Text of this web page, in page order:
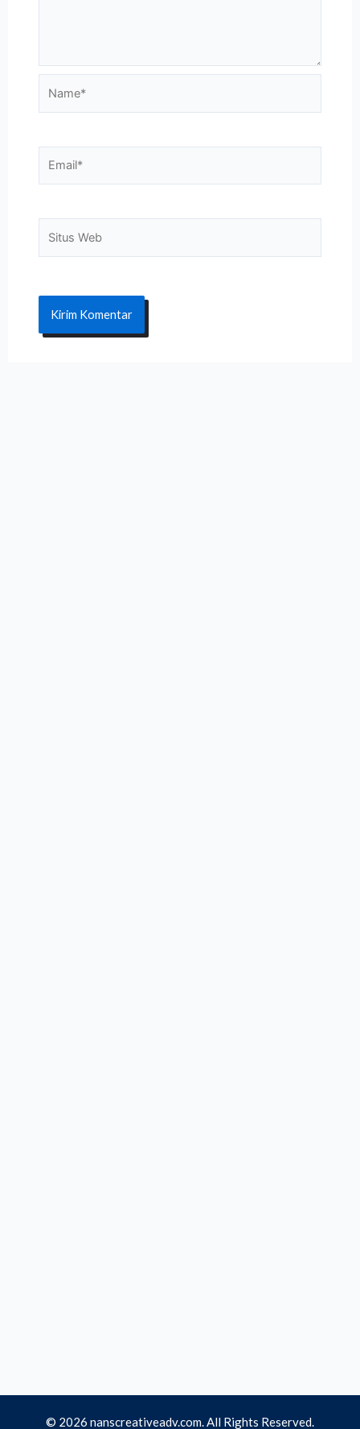
Email*
© 2026 nanscreativeadv.com. All Rights Reserved.